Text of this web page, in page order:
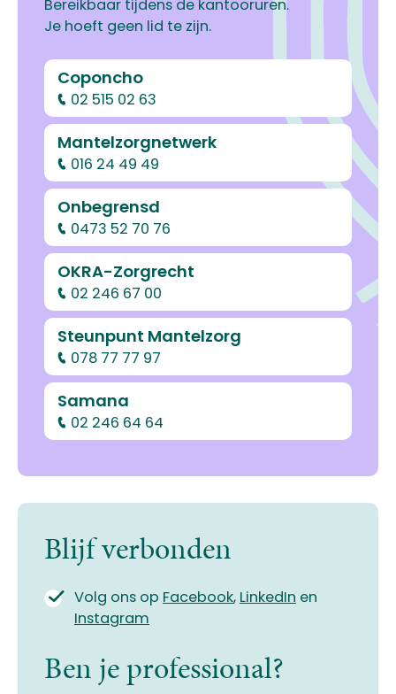
Bereikbaar tijdens de kantooruren.
Je hoeft geen lid te zijn.
Coponcho
02 515 02 63
Mantelzorgnetwerk
016 24 49 49
Onbegrensd
0473 52 70 76
OKRA-Zorgrecht
02 246 67 00
Steunpunt Mantelzorg
078 77 77 97
Samana
02 246 64 64
Blijf verbonden
Volg ons op Facebook, LinkedIn en
Instagram
Ben je professional?